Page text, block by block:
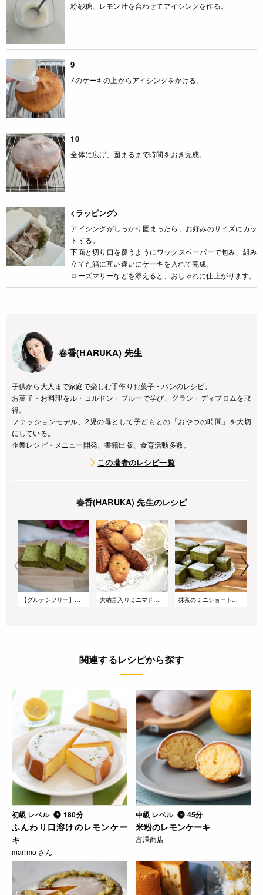
粉砂糖、レモン汁を合わせてアイシングを作る。
9
7のケーキの上からアイシングをかける。
10
全体に広げ、固まるまで時間をおき完成。
<ラッピング>
アイシングがしっかり固まったら、お好みのサイズにカッ
トする。
下面と切り口を覆うようにワックスペーパーで包み、組み
立てた箱に互い違いにケーキを入れて完成。
ローズマリーなどを添えると、おしゃれに仕上がります。
春香(HARUKA) 先生
子供から大人まで家庭で楽しむ手作りお菓子・パンのレシピ。
お菓子・お料理をル・コルドン・ブルーで学び、グラン・ディプロムを取
得。
ファッションモデル、2児の母として子どもとの「おやつの時間」を大切
にしている。
企業レシピ・メニュー開発、書籍出版、食育活動多数。
この著者のレシピ一覧
春香(HARUKA) 先生のレシピ
【グルテンフリー】抹茶の米粉ブラウニー 大納言入りミニマドレーヌ 抹茶のミニショートブレッド
関連するレシピから探す
初級 レベル 180分
ふんわり口溶けのレモンケー
キ
marimo さん
中級 レベル 45分
米粉のレモンケーキ
富澤商店